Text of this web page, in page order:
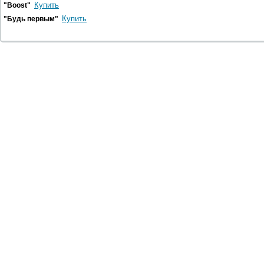
"Boost" Купить
"Будь первым" Купить